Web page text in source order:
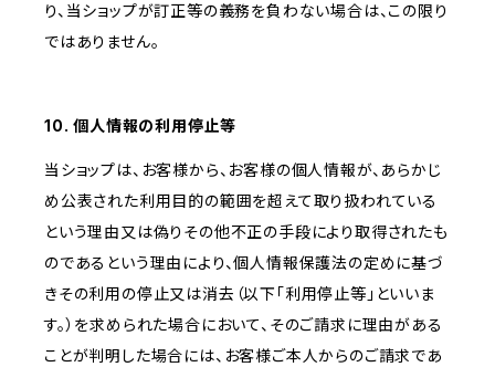
り、当ショップが訂正等の義務を負わない場合は、この限り
ではありません。
10. 個人情報の利用停止等
当ショップは、お客様から、お客様の個人情報が、あらかじ
め公表された利用目的の範囲を超えて取り扱われている
という理由又は偽りその他不正の手段により取得されたも
のであるという理由により、個人情報保護法の定めに基づ
きその利用の停止又は消去（以下「利用停止等」といいま
す。）を求められた場合において、そのご請求に理由がある
ことが判明した場合には、お客様ご本人からのご請求であ